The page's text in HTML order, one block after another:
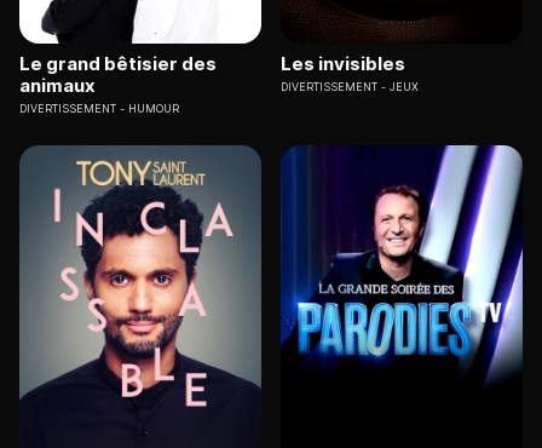
Le grand bêtisier des
animaux
DIVERTISSEMENT HUMOUR
Les invisibles
DIVERTISSEMENT JEUX